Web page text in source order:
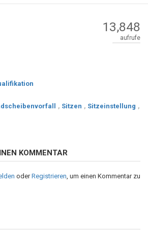
13,848
aufrufe
, Sitzen , Sitzeinstellung ,
KOMMENTAR
oderRegistrieren , um einen Kommentar zu